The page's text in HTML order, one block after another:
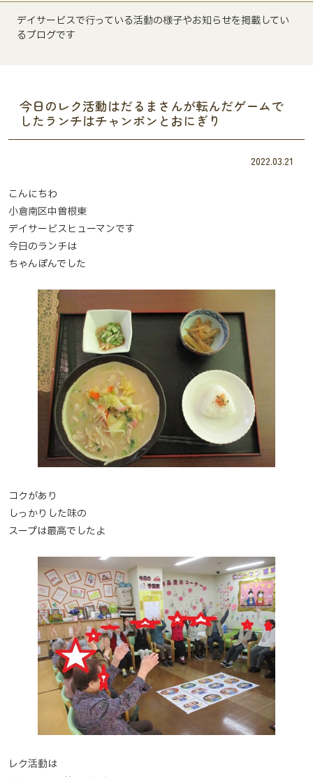
デイサービスで行っている活動の様子やお知らせを掲載してい
るブログです
今日のレク活動はだるまさんが転んだゲームで
したランチはチャンポンとおにぎり
2022.03.21
こんにちわ
小倉南区中曽根東
デイサービスヒューマンです
今日のランチは
ちゃんぽんでした
コクがあり
しっかりした味の
スープは最高でしたよ
レク活動は